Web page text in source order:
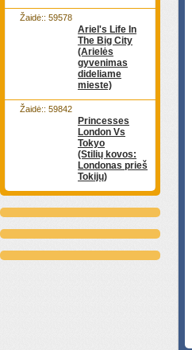
Ariel's Life In
The Big City
(Arielės
gyvenimas
dideliame
mieste)
Žaidė:: 59578
Princesses
London Vs
Tokyo
(Stilių kovos:
Londonas prieš
Tokijų)
Žaidė:: 59842